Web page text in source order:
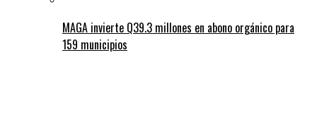
MAGA invierte Q39.3 millones en abono orgánico para
159 municipios